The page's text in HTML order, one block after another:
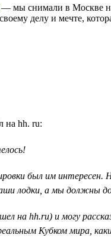
— мы снимали в Москве
делу и мечте,
на hh. ru:
был им
лодки, а мы должны
hh.ru) и могу
Кубком мира,